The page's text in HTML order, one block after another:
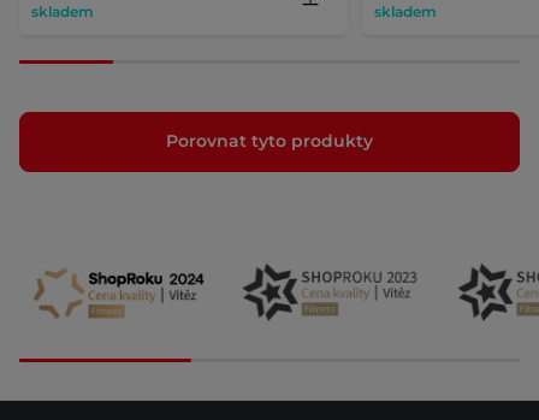
skladem skladem
Porovnat tyto produkty